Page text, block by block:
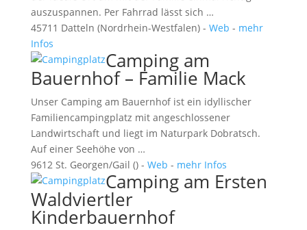
auszuspannen. Per Fahrrad lässt sich …
45711 Datteln (Nordrhein-Westfalen) - Web - mehr
Infos
Camping am
Bauernhof – Familie Mack
Unser Camping am Bauernhof ist ein idyllischer
Familiencampingplatz mit angeschlossener
Landwirtschaft und liegt im Naturpark Dobratsch.
Auf einer Seehöhe von …
9612 St. Georgen/Gail () - Web - mehr Infos
Camping am Ersten
Waldviertler
Kinderbauernhof